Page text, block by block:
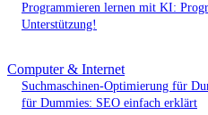
Programmieren lernen mit KI:
Unterstützung!
Computer & Internet
Suchmaschinen-Optimierung für
für Dummies: SEO einfach erklärt